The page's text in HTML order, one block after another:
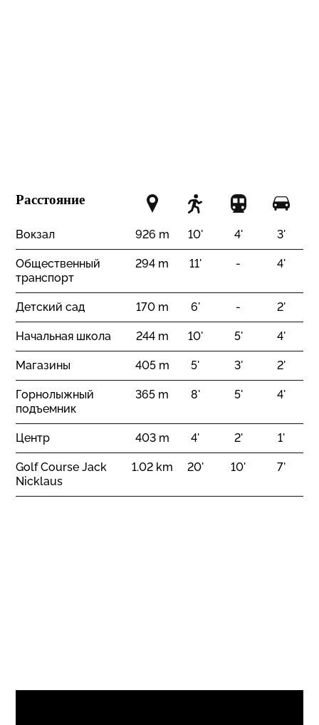
открытый Горы
Расстояние
Вокзал 926 m 10' 4' 3'
Общественный
транспорт
294 m 11' - 4'
Детский сад 170 m 6' - 2'
Начальная школа 244 m 10' 5' 4'
Магазины 405 m 5' 3' 2'
Горнолыжный
подъемник
365 m 8' 5' 4'
Центр 403 m 4' 2' 1'
Golf Course Jack
Nicklaus
1.02 km 20' 10' 7'